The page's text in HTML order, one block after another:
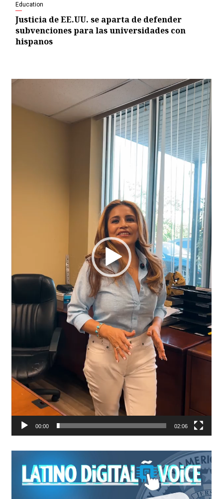
Education
Justicia de EE.UU. se aparta de defender
subvenciones para las universidades con
hispanos
Video
00:00 02:06